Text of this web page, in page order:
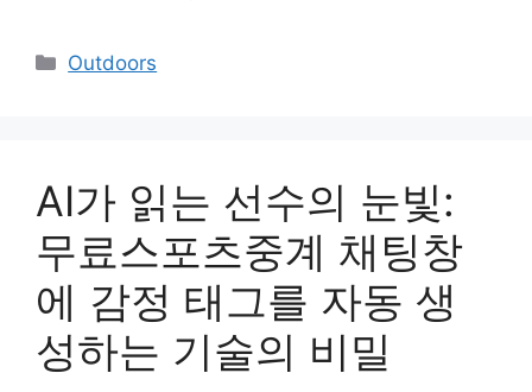
Categories
Outdoors
AI가 읽는 선수의 눈빛:
무료스포츠중계 채팅창
에 감정 태그를 자동 생
성하는 기술의 비밀